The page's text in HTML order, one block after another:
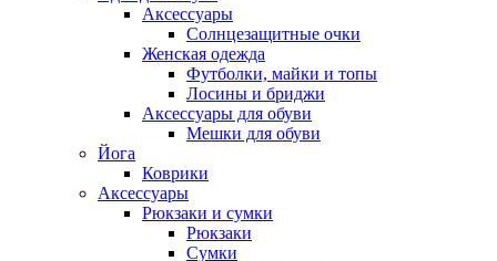
Аксессуары
Солнцезащитные очки
Женская одежда
Футболки, майки и топы
Лосины и бриджи
Аксессуары для обуви
Мешки для обуви
Йога
Коврики
Аксессуары
Рюкзаки и сумки
Рюкзаки
Сумки